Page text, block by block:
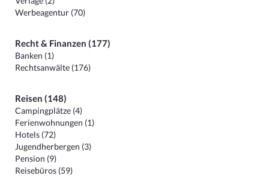
Werbeagentur (70)
Recht & Finanzen (177)
Banken (1)
Rechtsanwälte (176)
Reisen (148)
Campingplätze (4)
Ferienwohnungen (1)
Hotels (72)
Jugendherbergen (3)
Pension (9)
Reisebüros (59)